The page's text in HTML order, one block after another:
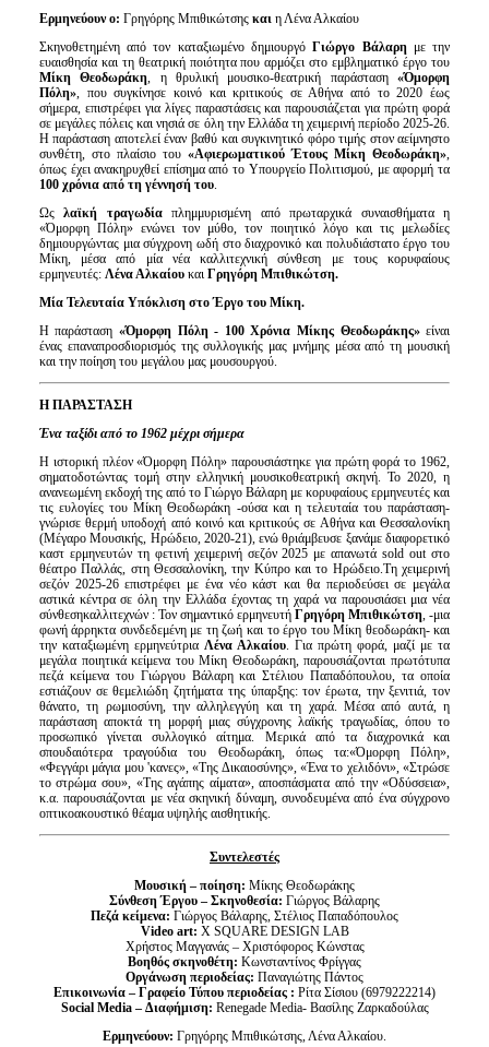
Ερμηνεύουν ο: Γρηγόρης Μπιθικώτσης καιη Λένα Αλκαίου
Σκηνοθετημένη από τον καταξιωμένο δημιουργόΓιώργο Βάλαρημε την
ευαισθησία και τη θεατρική ποιότητα που αρμόζει στο εμβληματικό έργο του
Μίκη Θεοδωράκη, η θρυλική μουσικο-θεατρική παράσταση«Όμορφη
Πόλη», που συγκίνησε κοινό και κριτικούς σε Αθήνα από το 2020 έως
σήμερα, επιστρέφει για λίγες παραστάσεις και παρουσιάζεται για πρώτη φορά
σε μεγάλες πόλεις και νησιά σε όλη την Ελλάδα τη χειμερινή περίοδο 2025-26.
Η παράσταση αποτελεί έναν βαθύ και συγκινητικό φόρο τιμής στον αείμνηστο
συνθέτη, στο πλαίσιο του«Αφιερωματικού Έτους Μίκη Θεοδωράκη»,
όπως έχει ανακηρυχθεί επίσημα από το Υπουργείο Πολιτισμού, με αφορμή τα
100 χρόνια από τη γέννησή του.
Ωςλαϊκή τραγωδία
πλημμυρισμένη από πρωταρχικά συναισθήματα η
«Όμορφη Πόλη» ενώνει τον μύθο, τον ποιητικό λόγο και τις μελωδίες
δημιουργώντας μια σύγχρονη ωδή στο διαχρονικό και πολυδιάστατο έργο του
Μίκη, μέσα από μία νέα καλλιτεχνική σύνθεση με τους κορυφαίους
ερμηνευτές: Λένα Αλκαίουκαι Γρηγόρη Μπιθικώτση.
Μία Τελευταία Υπόκλιση στο Έργο του Μίκη.
Η παράσταση«Όμορφη Πόλη - 100 Χρόνια Μίκης Θεοδωράκης»είναι
ένας επαναπροσδιορισμός της συλλογικής μας μνήμης μέσα από τη μουσική
και την ποίηση του μεγάλου μας μουσουργού.
Η ΠΑΡΑΣΤΑΣΗ
Ένα ταξίδι από το 1962 μέχρι σήμερα
Η ιστορική πλέον «Όμορφη Πόλη» παρουσιάστηκε για πρώτη φορά το 1962,
σηματοδοτώντας τομή στην ελληνική μουσικοθεατρική σκηνή. Το 2020, η
ανανεωμένη εκδοχή της από το Γιώργο Βάλαρη με κορυφαίους ερμηνευτές και
τις ευλογίες του Μίκη Θεοδωράκη -ούσα και η τελευταία του παράσταση-
γνώρισε θερμή υποδοχή από κοινό και κριτικούς σε Αθήνα και Θεσσαλονίκη
(Μέγαρο Μουσικής, Ηρώδειο, 2020-21), ενώ θριάμβευσε ξανάμε διαφορετικό
καστ ερμηνευτών τη φετινή χειμερινή σεζόν 2025 με απανωτά sold out στο
θέατρο Παλλάς, στη Θεσσαλονίκη, την Κύπρο και το Ηρώδειο.Τη χειμερινή
σεζόν 2025-26 επιστρέφει με ένα νέο κάστ και θα περιοδεύσει σε μεγάλα
αστικά κέντρα σε όλη την Ελλάδα έχοντας τη χαρά να παρουσιάσει μια νέα
σύνθεσηκαλλιτεχνών : Τον σημαντικό ερμηνευτήΓρηγόρη Μπιθικώτση, -μια
φωνή άρρηκτα συνδεδεμένη με τη ζωή και το έργο του Μίκη θεοδωράκη- και
την καταξιωμένη ερμηνεύτρια Λένα Αλκαίου. Για πρώτη φορά, μαζί με τα
μεγάλα ποιητικά κείμενα του Μίκη Θεοδωράκη, παρουσιάζονται πρωτότυπα
πεζά κείμενα του Γιώργου Βάλαρη και Στέλιου Παπαδόπουλου, τα οποία
εστιάζουν σε θεμελιώδη ζητήματα της ύπαρξης: τον έρωτα, την ξενιτιά, τον
θάνατο, τη ρωμιοσύνη, την αλληλεγγύη και τη χαρά. Μέσα από αυτά, η
παράσταση αποκτά τη μορφή μιας σύγχρονης λαϊκής τραγωδίας, όπου το
προσωπικό γίνεται συλλογικό αίτημα. Μερικά από τα διαχρονικά και
σπουδαιότερα τραγούδια του Θεοδωράκη, όπως τα:«Όμορφη Πόλη»,
«Φεγγάρι μάγια μου 'κανες», «Της Δικαιοσύνης», «Ένα το χελιδόνι», «Στρώσε
το στρώμα σου», «Της αγάπης αίματα», αποσπάσματα από την «Οδύσσεια»,
κ.α. παρουσιάζονται με νέα σκηνική δύναμη, συνοδευμένα από ένα σύγχρονο
οπτικοακουστικό θέαμα υψηλής αισθητικής.
Συντελεστές
Μουσική – ποίηση: Μίκης Θεοδωράκης
Σύνθεση Έργου – Σκηνοθεσία: Γιώργος Βάλαρης
Πεζά κείμενα: Γιώργος Βάλαρης, Στέλιος Παπαδόπουλος
Video art: X SQUARE DESIGN LAB
Χρήστος Μαγγανάς – Χριστόφορος Κώνστας
Βοηθός σκηνοθέτη: Κωνσταντίνος Φρίγγας
Οργάνωση περιοδείας: Παναγιώτης Πάντος
Επικοινωνία – Γραφείο Τύπου περιοδείας : Ρίτα Σίσιου (6979222214)
Social Media – Διαφήμιση: Renegade Media- Bασίλης Ζαρκαδούλας
Ερμηνεύουν: Γρηγόρης Μπιθικώτσης, Λένα Αλκαίου.